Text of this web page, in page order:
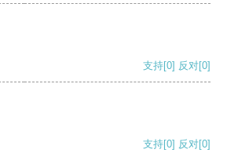
支持[0] 反对[0]
支持[0] 反对[0]